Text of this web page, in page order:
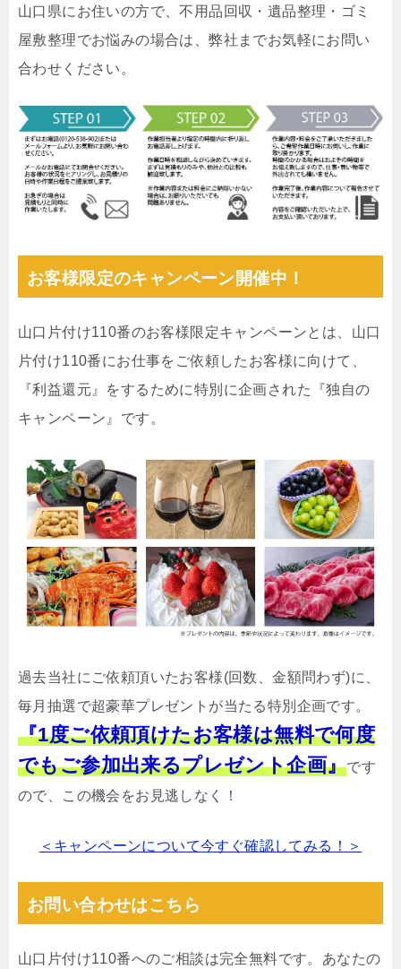
山口県にお住いの方で、不用品回収・遺品整理・ゴミ
屋敷整理でお悩みの場合は、弊社までお気軽にお問い
合わせください。
お客様限定のキャンペーン開催中！
山口片付け110番のお客様限定キャンペーンとは、山口
片付け110番にお仕事をご依頼したお客様に向けて、
『利益還元』をするために特別に企画された『独自の
キャンペーン』です。
過去当社にご依頼頂いたお客様(回数、金額問わず)に、
毎月抽選で超豪華プレゼントが当たる特別企画です。
『1度ご依頼頂けたお客様は無料で何度
でもご参加出来るプレゼント企画』です
ので、この機会をお見逃しなく！
＜キャンペーンについて今すぐ確認してみる！＞
お問い合わせはこちら
山口片付け110番へのご相談は完全無料です。あなたの